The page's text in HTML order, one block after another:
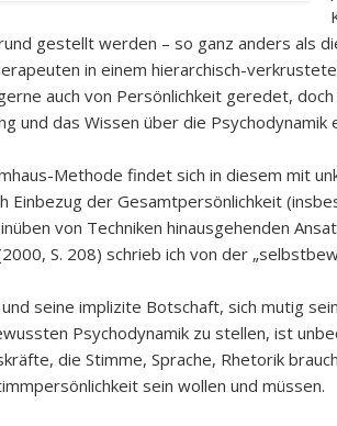
gestellt werden – so ganz anders als
in einem hierarchisch-
auch von Persönlichkeit geredet,
und das Wissen über die Psychodynamik
Methode findet sich in diesem mit
Einbezug der Gesamtpersönlichkeit
von Techniken hinausgehenden
S. 208) schrieb ich von der
seine implizite Botschaft, sich mutig
Psychodynamik zu stellen, ist
die Stimme, Sprache, Rhetorik
sein wollen und müssen.